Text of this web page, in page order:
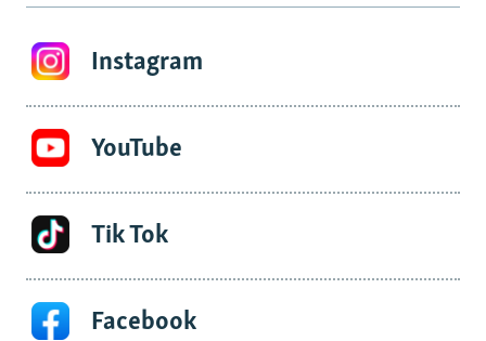
Instagram
YouTube
Tik Tok
Facebook